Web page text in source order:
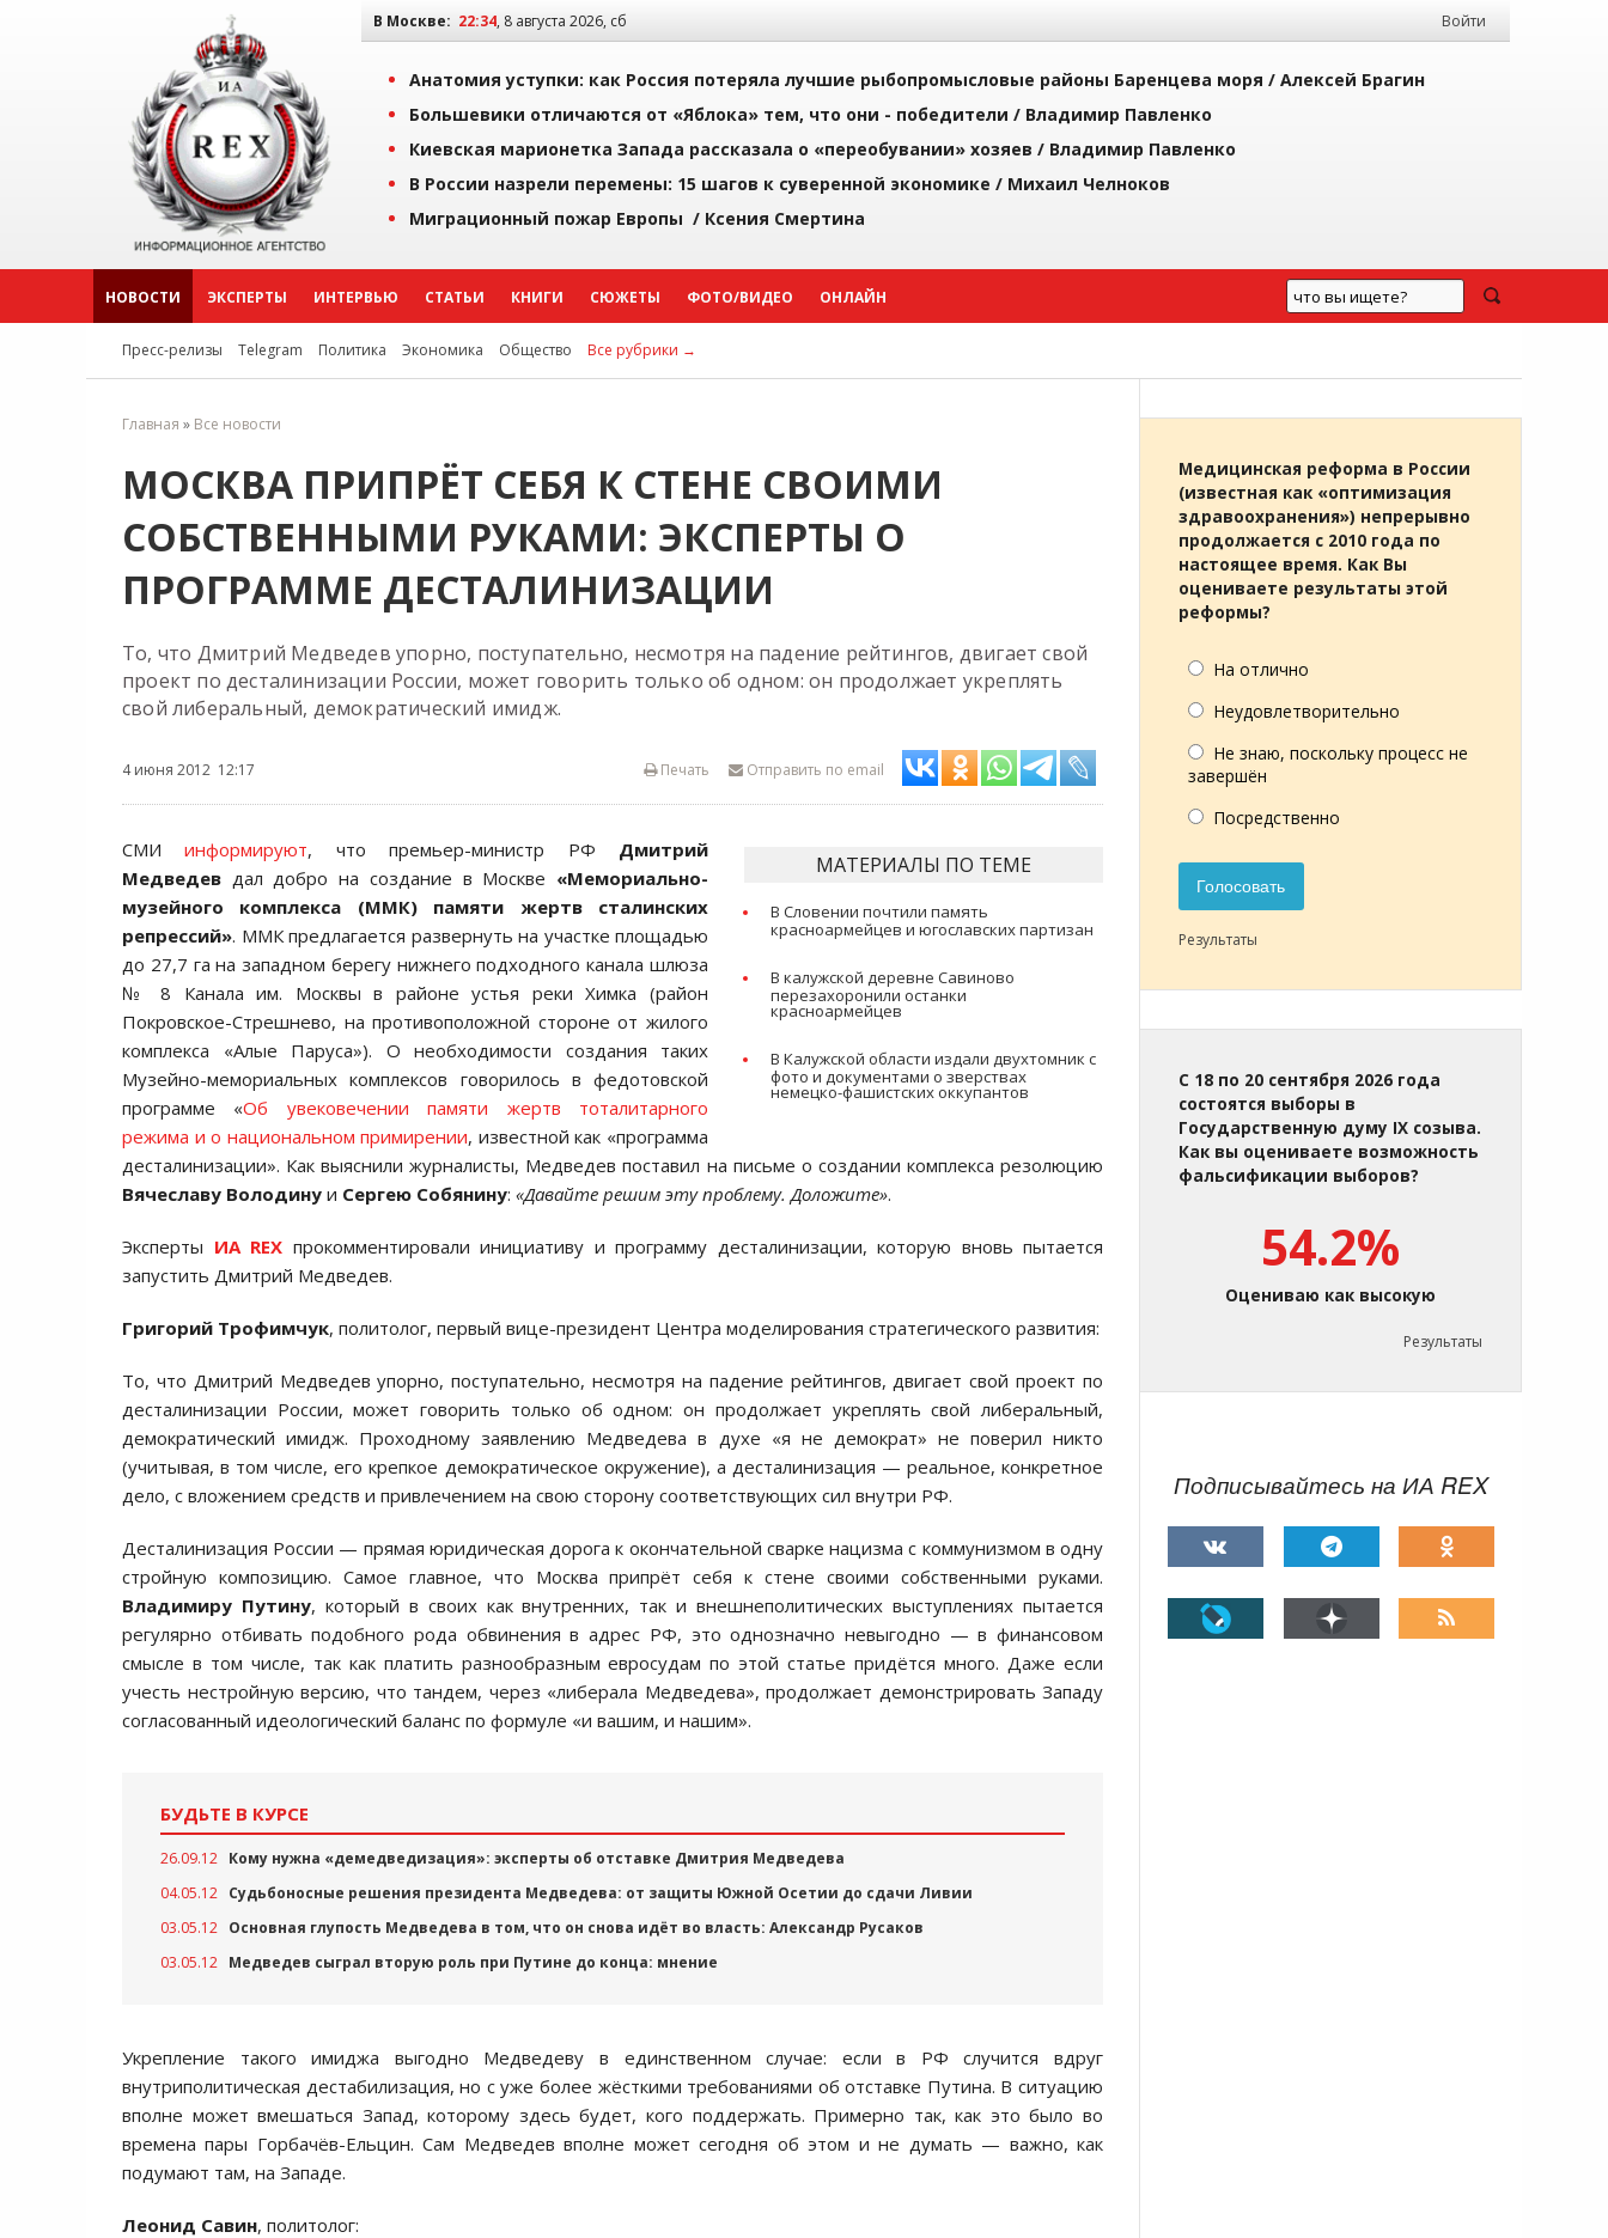
В Москве: 22:34, 8 августа 2026, сб Войти
Анатомия уступки: как Россия потеряла лучшие рыбопромысловые районы Баренцева моря / Алексей Брагин
Большевики отличаются от «Яблока» тем, что они - победители / Владимир Павленко
Киевская марионетка Запада рассказала о «переобувании» хозяев / Владимир Павленко
В России назрели перемены: 15 шагов к суверенной экономике / Михаил Челноков
Миграционный пожар Европы / Ксения Смертина
НОВОСТИ ЭКСПЕРТЫ ИНТЕРВЬЮ СТАТЬИ КНИГИ СЮЖЕТЫ ФОТО/ВИДЕО ОНЛАЙН
Пресс-релизы Telegram Политика Экономика Общество Все рубрики →
Главная » Все новости
МОСКВА ПРИПРЁТ СЕБЯ К СТЕНЕ СВОИМИ
СОБСТВЕННЫМИ РУКАМИ: ЭКСПЕРТЫ О
ПРОГРАММЕ ДЕСТАЛИНИЗАЦИИ
То, что Дмитрий Медведев упорно, поступательно, несмотря на падение рейтингов, двигает свой
проект по десталинизации России, может говорить только об одном: он продолжает укреплять
свой либеральный, демократический имидж.
4 июня 2012 12:17 Отправить по email
Печать
МАТЕРИАЛЫ ПО ТЕМЕ
В Словении почтили память
красноармейцев и югославских партизан
В калужской деревне Савиново
перезахоронили останки
красноармейцев
В Калужской области издали двухтомник с
фото и документами о зверствах
немецко-фашистских оккупантов
СМИинформируют, что премьер-министр РФ Дмитрий
Медведев дал добро на создание в Москве «Мемориально-
музейного комплекса (ММК) памяти жертв сталинских
репрессий». ММК предлагается развернуть на участке площадью
до 27,7 га на западном берегу нижнего подходного канала шлюза
№ 8 Канала им. Москвы в районе устья реки Химка (район
Покровское-Стрешнево, на противоположной стороне от жилого
комплекса «Алые Паруса»). О необходимости создания таких
Музейно-мемориальных комплексов говорилось в федотовской
программе «Об увековечении памяти жертв тоталитарного
режима и о национальном примирении, известной как «программа
десталинизации». Как выяснили журналисты, Медведев поставил на письме о создании комплекса резолюцию
Вячеславу Володину и Сергею Собянину: «Давайте решим эту проблему. Доложите».
Эксперты ИА REX прокомментировали инициативу и программу десталинизации, которую вновь пытается
запустить Дмитрий Медведев.
Григорий Трофимчук, политолог, первый вице-президент Центра моделирования стратегического развития:
То, что Дмитрий Медведев упорно, поступательно, несмотря на падение рейтингов, двигает свой проект по
десталинизации России, может говорить только об одном: он продолжает укреплять свой либеральный,
демократический имидж. Проходному заявлению Медведева в духе «я не демократ» не поверил никто
(учитывая, в том числе, его крепкое демократическое окружение), а десталинизация — реальное, конкретное
дело, с вложением средств и привлечением на свою сторону соответствующих сил внутри РФ.
Десталинизация России — прямая юридическая дорога к окончательной сварке нацизма с коммунизмом в одну
стройную композицию. Самое главное, что Москва припрёт себя к стене своими собственными руками.
Владимиру Путину, который в своих как внутренних, так и внешнеполитических выступлениях пытается
регулярно отбивать подобного рода обвинения в адрес РФ, это однозначно невыгодно — в финансовом
смысле в том числе, так как платить разнообразным евросудам по этой статье придётся много. Даже если
учесть нестройную версию, что тандем, через «либерала Медведева», продолжает демонстрировать Западу
согласованный идеологический баланс по формуле «и вашим, и нашим».
БУДЬТЕ В КУРСЕ
26.09.12 Кому нужна «демедведизация»: эксперты об отставке Дмитрия Медведева
04.05.12 Судьбоносные решения президента Медведева: от защиты Южной Осетии до сдачи Ливии
03.05.12 Основная глупость Медведева в том, что он снова идёт во власть: Александр Русаков
03.05.12 Медведев сыграл вторую роль при Путине до конца: мнение
Укрепление такого имиджа выгодно Медведеву в единственном случае: если в РФ случится вдруг
внутриполитическая дестабилизация, но с уже более жёсткими требованиями об отставке Путина. В ситуацию
вполне может вмешаться Запад, которому здесь будет, кого поддержать. Примерно так, как это было во
времена пары Горбачёв-Ельцин. Сам Медведев вполне может сегодня об этом и не думать — важно, как
подумают там, на Западе.
Леонид Савин, политолог:
Медицинская реформа в России
(известная как «оптимизация
здравоохранения») непрерывно
продолжается с 2010 года по
настоящее время. Как Вы
оцениваете результаты этой
реформы?
На отлично
Неудовлетворительно
Не знаю, поскольку процесс не
завершён
Посредственно
Голосовать
Результаты
С 18 по 20 сентября 2026 года
состоятся выборы в
Государственную думу IX созыва.
Как вы оцениваете возможность
фальсификации выборов?
54.2%
Оцениваю как высокую
Результаты
Подписывайтесь на ИА REX